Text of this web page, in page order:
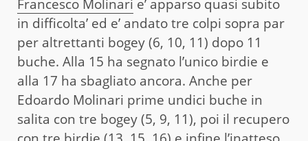
Francesco Molinari e’ apparso quasi subito
in difficolta’ ed e’ andato tre colpi sopra par
per altrettanti bogey (6, 10, 11) dopo 11
buche. Alla 15 ha segnato l’unico birdie e
alla 17 ha sbagliato ancora. Anche per
Edoardo Molinari prime undici buche in
salita con tre bogey (5, 9, 11), poi il recupero